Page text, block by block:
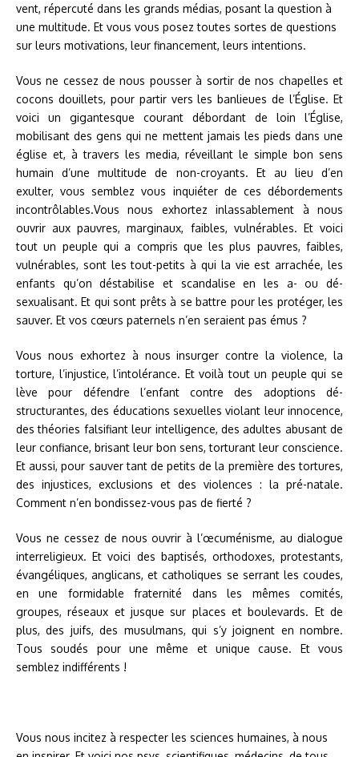
vent, répercuté dans les grands médias, posant la question à
une multitude. Et vous vous posez toutes sortes de questions
sur leurs motivations, leur financement, leurs intentions.
Vous ne cessez de nous pousser à sortir de nos chapelles et
cocons douillets, pour partir vers les banlieues de l’Église. Et
voici un gigantesque courant débordant de loin l’Église,
mobilisant des gens qui ne mettent jamais les pieds dans une
église et, à travers les media, réveillant le simple bon sens
humain d’une multitude de non-croyants. Et au lieu d’en
exulter, vous semblez vous inquiéter de ces débordements
incontrôlables.Vous nous exhortez inlassablement à nous
ouvrir aux pauvres, marginaux, faibles, vulnérables. Et voici
tout un peuple qui a compris que les plus pauvres, faibles,
vulnérables, sont les tout-petits à qui la vie est arrachée, les
enfants qu’on déstabilise et scandalise en les a- ou dé-
sexualisant. Et qui sont prêts à se battre pour les protéger, les
sauver. Et vos cœurs paternels n’en seraient pas émus ?
Vous nous exhortez à nous insurger contre la violence, la
torture, l’injustice, l’intolérance. Et voilà tout un peuple qui se
lève pour défendre l’enfant contre des adoptions dé-
structurantes, des éducations sexuelles violant leur innocence,
des théories falsifiant leur intelligence, des adultes abusant de
leur confiance, brisant leur bon sens, torturant leur conscience.
Et aussi, pour sauver tant de petits de la première des tortures,
des injustices, exclusions et des violences : la pré-natale.
Comment n’en bondissez-vous pas de fierté ?
Vous ne cessez de nous ouvrir à l’œcuménisme, au dialogue
interreligieux. Et voici des baptisés, orthodoxes, protestants,
évangéliques, anglicans, et catholiques se serrant les coudes,
en une formidable fraternité dans les mêmes comités,
groupes, réseaux et jusque sur places et boulevards. Et de
plus, des juifs, des musulmans, qui s’y joignent en nombre.
Tous soudés pour une même et unique cause. Et vous
semblez indifférents !
Vous nous incitez à respecter les sciences humaines, à nous